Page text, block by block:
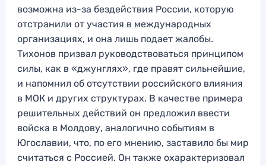
возможна из-за бездействия России, которую
отстранили от участия в международных
организациях, и она лишь подает жалобы.
Тихонов призвал руководствоваться принципом
силы, как в «джунглях», где правят сильнейшие,
и напомнил об отсутствии российского влияния
в МОК и других структурах. В качестве примера
решительных действий он предложил ввести
войска в Молдову, аналогично событиям в
Югославии, что, по его мнению, заставило бы мир
считаться с Россией. Он также охарактеризовал